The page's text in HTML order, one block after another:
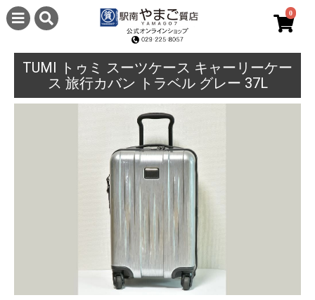
0
TUMI トゥミ スーツケース キャーリーケー
ス 旅行カバン トラベル グレー 37L